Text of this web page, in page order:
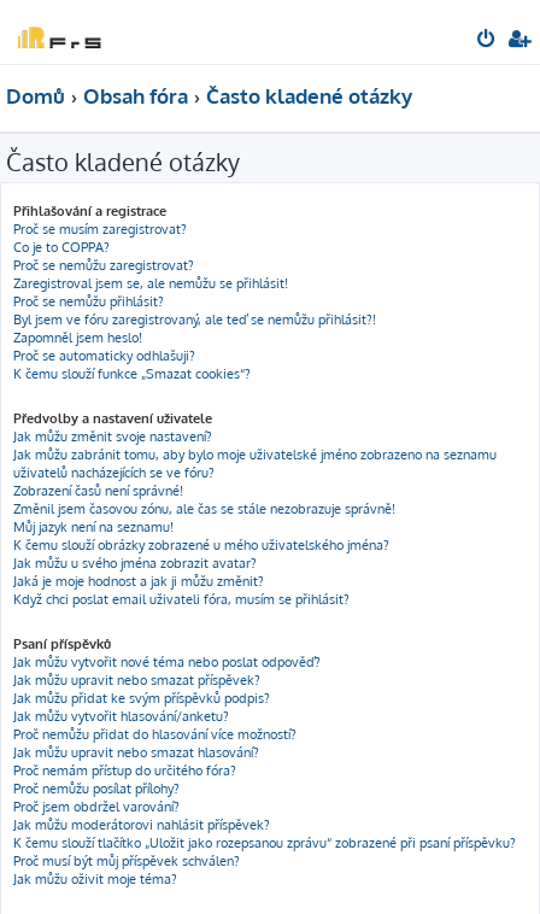
Domů Obsah fóra Často kladené otázky
Často kladené otázky
Přihlašování a registrace
Proč se musím zaregistrovat?
Co je to COPPA?
Proč se nemůžu zaregistrovat?
Zaregistroval jsem se, ale nemůžu se přihlásit!
Proč se nemůžu přihlásit?
Byl jsem ve fóru zaregistrovaný, ale teď se nemůžu přihlásit?!
Zapomněl jsem heslo!
Proč se automaticky odhlašuji?
K čemu slouží funkce „Smazat cookies“?
Předvolby a nastavení uživatele
Jak můžu změnit svoje nastavení?
Jak můžu zabránit tomu, aby bylo moje uživatelské jméno zobrazeno na seznamu
uživatelů nacházejících se ve fóru?
Zobrazení časů není správné!
Změnil jsem časovou zónu, ale čas se stále nezobrazuje správně!
Můj jazyk není na seznamu!
K čemu slouží obrázky zobrazené u mého uživatelského jména?
Jak můžu u svého jména zobrazit avatar?
Jaká je moje hodnost a jak ji můžu změnit?
Když chci poslat email uživateli fóra, musím se přihlásit?
Psaní příspěvků
Jak můžu vytvořit nové téma nebo poslat odpověď?
Jak můžu upravit nebo smazat příspěvek?
Jak můžu přidat ke svým příspěvků podpis?
Jak můžu vytvořit hlasování/anketu?
Proč nemůžu přidat do hlasování více možností?
Jak můžu upravit nebo smazat hlasování?
Proč nemám přístup do určitého fóra?
Proč nemůžu posílat přílohy?
Proč jsem obdržel varování?
Jak můžu moderátorovi nahlásit příspěvek?
K čemu slouží tlačítko „Uložit jako rozepsanou zprávu“ zobrazené při psaní příspěvku?
Proč musí být můj příspěvek schválen?
Jak můžu oživit moje téma?